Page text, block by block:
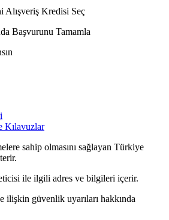
Alışveriş Kredisi Seç
Başvurunu Tamamla
Kılavuzlar
sahip olmasını sağlayan Türkiye
ile ilgili adres ve bilgileri içerir.
ilişkin güvenlik uyarıları hakkında